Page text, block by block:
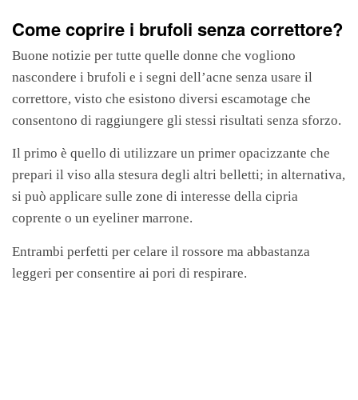
Come coprire i brufoli senza correttore?
Buone notizie per tutte quelle donne che vogliono
nascondere i brufoli e i segni dell’acne senza usare il
correttore, visto che esistono diversi escamotage che
consentono di raggiungere gli stessi risultati senza sforzo.
Il primo è quello di utilizzare un primer opacizzante che
prepari il viso alla stesura degli altri belletti; in alternativa,
si può applicare sulle zone di interesse della cipria
coprente o un eyeliner marrone.
Entrambi perfetti per celare il rossore ma abbastanza
leggeri per consentire ai pori di respirare.